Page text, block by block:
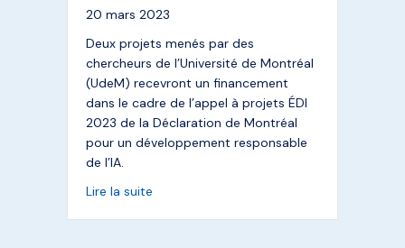
20 mars 2023
Deux projets menés par des
chercheurs de l’Université de Montréal
(UdeM) recevront un financement
dans le cadre de l’appel à projets ÉDI
2023 de la Déclaration de Montréal
pour un développement responsable
de l’IA.
Lire la suite